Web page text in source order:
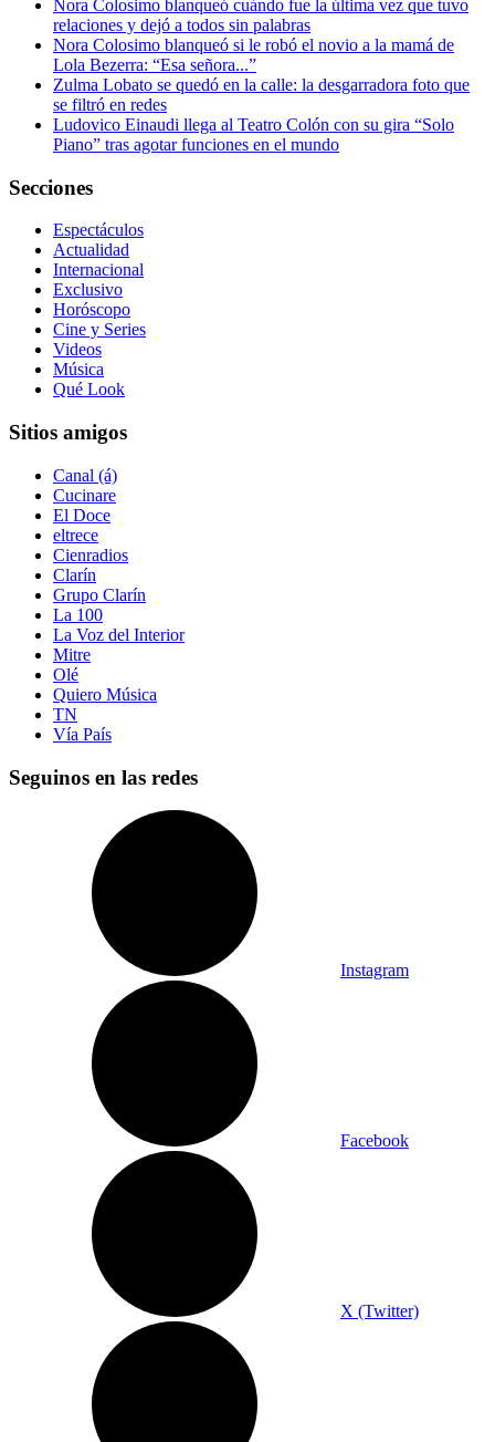
Nora Colosimo blanqueó cuándo fue la última vez que tuvo
relaciones y dejó a todos sin palabras
Nora Colosimo blanqueó si le robó el novio a la mamá de
Lola Bezerra: “Esa señora...”
Zulma Lobato se quedó en la calle: la desgarradora foto que
se filtró en redes
Ludovico Einaudi llega al Teatro Colón con su gira “Solo
Piano” tras agotar funciones en el mundo
Secciones
Espectáculos
Actualidad
Internacional
Exclusivo
Horóscopo
Cine y Series
Videos
Música
Qué Look
Sitios amigos
Canal (á)
Cucinare
El Doce
eltrece
Cienradios
Clarín
Grupo Clarín
La 100
La Voz del Interior
Mitre
Olé
Quiero Música
TN
Vía País
Seguinos en las redes
Instagram
Facebook
X (Twitter)